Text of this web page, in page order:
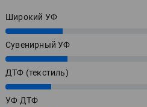
Широкий УФ
25%
Сувенирный УФ
27%
ДТФ (текстиль)
20%
УФ ДТФ